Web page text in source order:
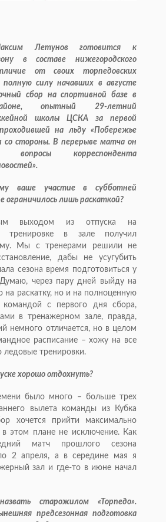
Летунов готовится к
в составе нижегородского
от своих торпедовских
полную силу начавших в августе
сбор на спортивной базе в
опытный 29-летний
школы ЦСКА за первой
на льду «Побережье
со стороны. В перерыве матча он
корреспондента
ваше участие в субботней
ограничилось лишь раскаткой?
выходом из отпуска на
тренировке в зале получил
Мы с тренерами решили не
дабы не усугубить
сезона время подготовиться у
через пару дней выйду на
на раскатку, но и на полноценную
с первого дня сбора,
в тренажерном зале, правда,
немного отличается, но в целом
расписание – хожу на все
ледовые тренировки.
хорошо отдохнуть?
было много – больше трех
вылета команды из Кубка
хочется прийти максимально
этом плане не исключение. Как
матч прошлого сезона
2 апреля, а в середине мая я
зал и где-то в июне начал
старожилом «Торпедо».
предсезонная подготовка